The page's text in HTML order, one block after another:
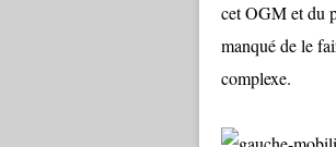
cet OGM et du
manqué de le
complexe.